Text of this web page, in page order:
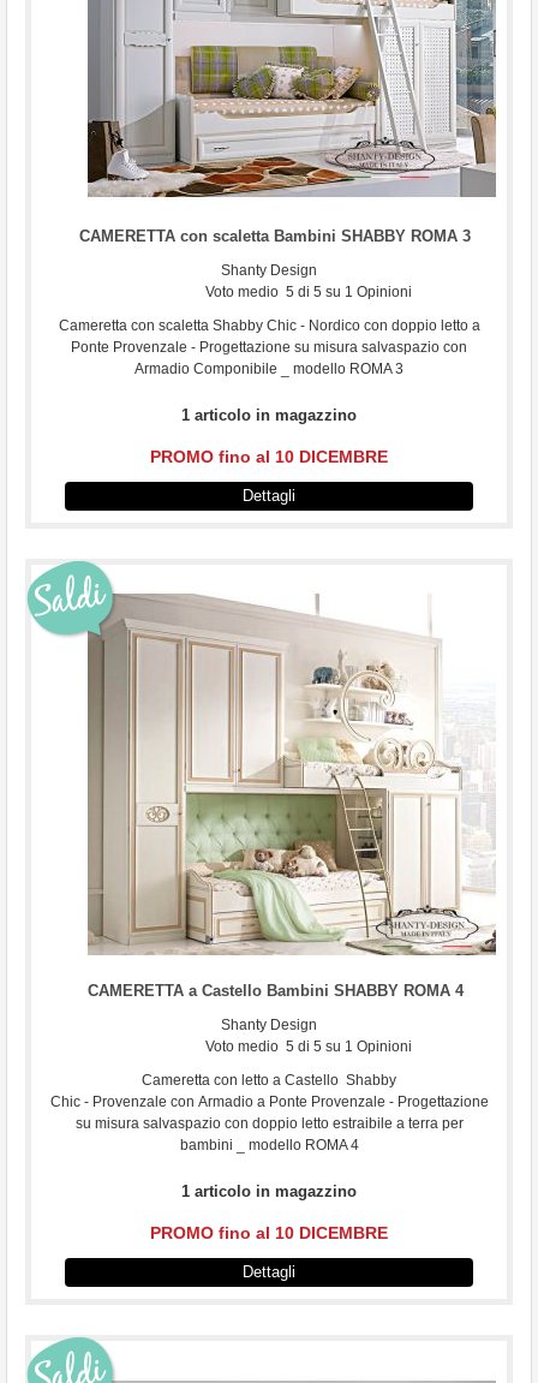
CAMERETTA con scaletta Bambini SHABBY ROMA 3
Shanty Design
Voto medio 5 di 5 su 1 Opinioni
Cameretta con scaletta Shabby Chic - Nordico con doppio letto a
Ponte Provenzale - Progettazione su misura salvaspazio con
Armadio Componibile _ modello ROMA 3
1 articolo in magazzino
PROMO fino al 10 DICEMBRE
Dettagli
CAMERETTA a Castello Bambini SHABBY ROMA 4
Shanty Design
Voto medio 5 di 5 su 1 Opinioni
Cameretta con letto a Castello Shabby
Chic - Provenzale con Armadio a Ponte Provenzale - Progettazione
su misura salvaspazio con doppio letto estraibile a terra per
bambini _ modello ROMA 4
1 articolo in magazzino
PROMO fino al 10 DICEMBRE
Dettagli